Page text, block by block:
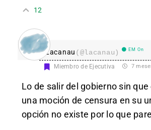
12
Lacanau (@lacanau) EM On
Miembro de Ejecutiva 7
Lo de salir del gobierno sin
una moción de censura en su
opción no existe por lo que